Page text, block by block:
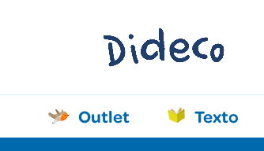
Outlet Texto